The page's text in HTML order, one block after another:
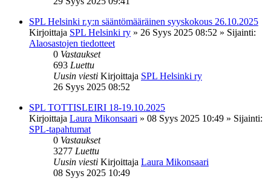
SPL Helsinki r.y:n sääntömääräinen syyskokous 26.10.2025
Kirjoittaja SPL Helsinki ry » 26 Syys 2025 08:52 » Sijainti:
Alaosastojen tiedotteet
0 Vastaukset
693 Luettu
Uusin viesti Kirjoittaja SPL Helsinki ry
26 Syys 2025 08:52
SPL TOTTISLEIRI 18-19.10.2025
Kirjoittaja Laura Mikonsaari » 08 Syys 2025 10:49 » Sijainti:
SPL-tapahtumat
0 Vastaukset
3277 Luettu
Uusin viesti Kirjoittaja Laura Mikonsaari
08 Syys 2025 10:49